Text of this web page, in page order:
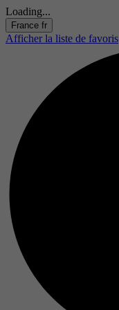
Loading...
France fr
Afficher la liste de favoris